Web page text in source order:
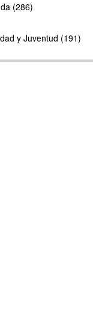
(286)
y Juventud (191)